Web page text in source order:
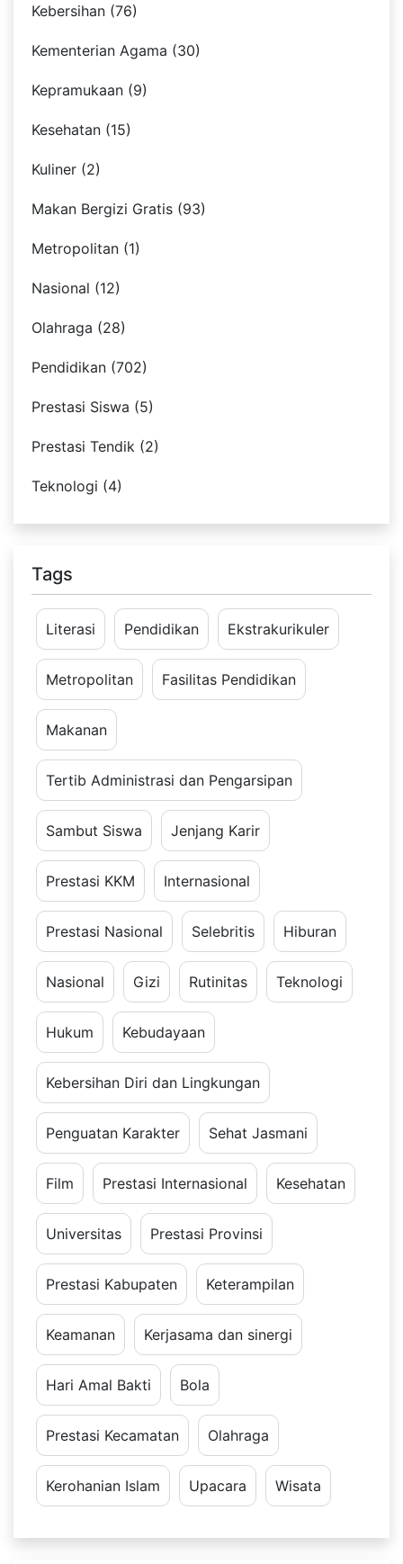
Kebersihan (76)
Kementerian Agama (30)
Kepramukaan (9)
Kesehatan (15)
Kuliner (2)
Makan Bergizi Gratis (93)
Metropolitan (1)
Nasional (12)
Olahraga (28)
Pendidikan (702)
Prestasi Siswa (5)
Prestasi Tendik (2)
Teknologi (4)
Tags
Literasi Pendidikan Ekstrakurikuler
Metropolitan Fasilitas Pendidikan
Makanan
Tertib Administrasi dan Pengarsipan
Sambut Siswa Jenjang Karir
Prestasi KKM Internasional
Prestasi Nasional Selebritis Hiburan
Nasional Gizi Rutinitas Teknologi
Hukum Kebudayaan
Kebersihan Diri dan Lingkungan
Penguatan Karakter Sehat Jasmani
Film Prestasi Internasional Kesehatan
Universitas Prestasi Provinsi
Prestasi Kabupaten Keterampilan
Keamanan Kerjasama dan sinergi
Hari Amal Bakti Bola
Prestasi Kecamatan Olahraga
Kerohanian Islam Upacara Wisata